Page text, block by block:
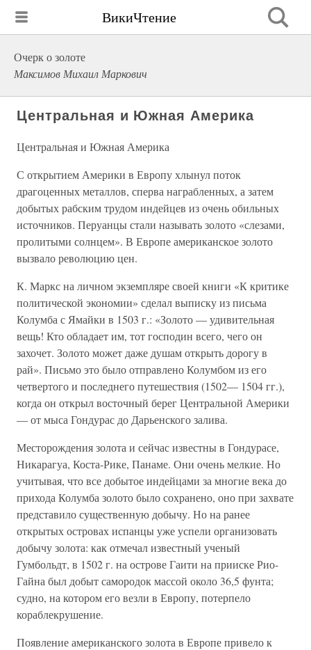
ВикиЧтение
Очерк о золоте
Максимов Михаил Маркович
Центральная и Южная Америка
Центральная и Южная Америка
С открытием Америки в Европу хлынул поток
драгоценных металлов, сперва награбленных, а затем
добытых рабским трудом индейцев из очень обильных
источников. Перуанцы стали называть золото «слезами,
пролитыми солнцем». В Европе американское золото
вызвало революцию цен.
К. Маркс на личном экземпляре своей книги «К критике
политической экономии» сделал выписку из письма
Колумба с Ямайки в 1503 г.: «Золото — удивительная
вещь! Кто обладает им, тот господин всего, чего он
захочет. Золото может даже душам открыть дорогу в
рай». Письмо это было отправлено Колумбом из его
четвертого и последнего путешествия (1502— 1504 гг.),
когда он открыл восточный берег Центральной Америки
— от мыса Гондурас до Дарьенского залива.
Месторождения золота и сейчас известны в Гондурасе,
Никарагуа, Коста-Рике, Панаме. Они очень мелкие. Но
учитывая, что все добытое индейцами за многие века до
прихода Колумба золото было сохранено, оно при захвате
представило существенную добычу. Но на ранее
открытых островах испанцы уже успели организовать
добычу золота: как отмечал известный ученый
Гумбольдт, в 1502 г. на острове Гаити на прииске Рио-
Гайна был добыт самородок массой около 36,5 фунта;
судно, на котором его везли в Европу, потерпело
кораблекрушение.
Появление американского золота в Европе привело к